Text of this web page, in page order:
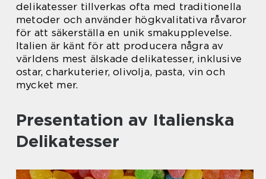
delikatesser tillverkas ofta med traditionella
metoder och använder högkvalitativa råvaror
för att säkerställa en unik smakupplevelse.
Italien är känt för att producera några av
världens mest älskade delikatesser, inklusive
ostar, charkuterier, olivolja, pasta, vin och
mycket mer.
Presentation av Italienska
Delikatesser